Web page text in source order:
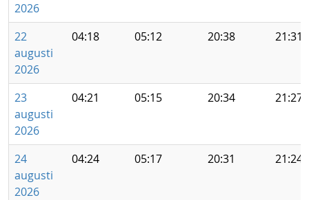
2026
22
augusti
2026
04:18 05:12 20:38 21:31
23
augusti
2026
04:21 05:15 20:34 21:27
24
augusti
2026
04:24 05:17 20:31 21:24